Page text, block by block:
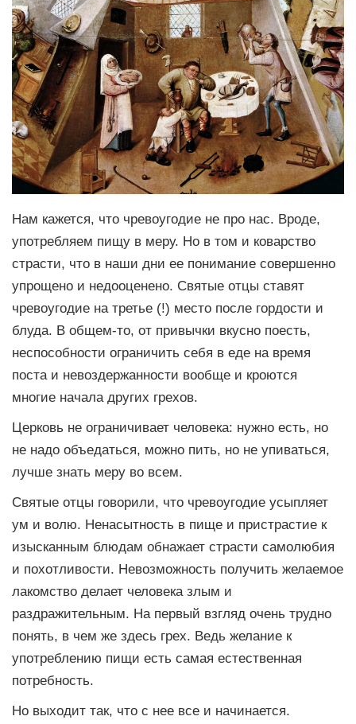
Нам кажется, что чревоугодие не про нас. Вроде,
употребляем пищу в меру. Но в том и коварство
страсти, что в наши дни ее понимание совершенно
упрощено и недооценено. Святые отцы ставят
чревоугодие на третье (!) место после гордости и
блуда. В общем-то, от привычки вкусно поесть,
неспособности ограничить себя в еде на время
поста и невоздержанности вообще и кроются
многие начала других грехов.
Церковь не ограничивает человека: нужно есть, но
не надо объедаться, можно пить, но не упиваться,
лучше знать меру во всем.
Святые отцы говорили, что чревоугодие усыпляет
ум и волю. Ненасытность в пище и пристрастие к
изысканным блюдам обнажает страсти самолюбия
и похотливости. Невозможность получить желаемое
лакомство делает человека злым и
раздражительным. На первый взгляд очень трудно
понять, в чем же здесь грех. Ведь желание к
употреблению пищи есть самая естественная
потребность.
Но выходит так, что с нее все и начинается.